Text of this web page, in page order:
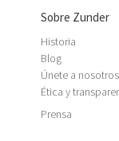
Sobre Zunder
Historia
Blog
Únete a nosotros
Ética y
Prensa